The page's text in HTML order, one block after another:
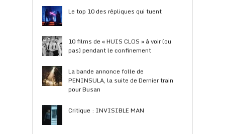
Le top 10 des répliques qui tuent
10 films de « HUIS CLOS » à voir (ou
pas) pendant le confinement
La bande annonce folle de
PENINSULA, la suite de Dernier train
pour Busan
Critique : INVISIBLE MAN